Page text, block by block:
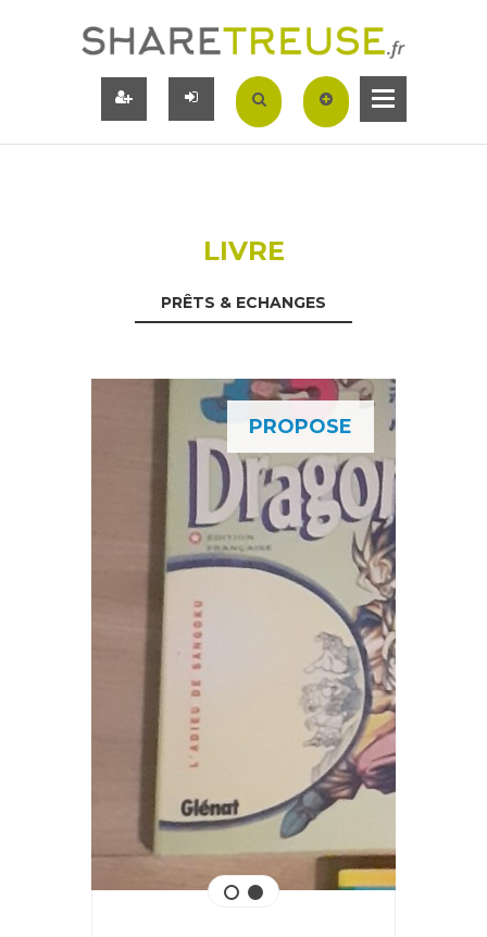
LIVRE
PRÊTS & ECHANGES
PROPOSE